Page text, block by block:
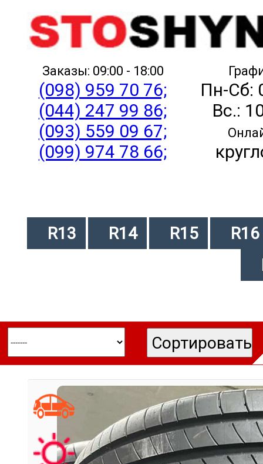
Заказы: 09:00 - 18:00
(098) 959 70 76;
(044) 247 99 86;
(093) 559 09 67;
(099) 974 78 66;
Пн-Сб:
Вс.:
R13 R14 R15
R16